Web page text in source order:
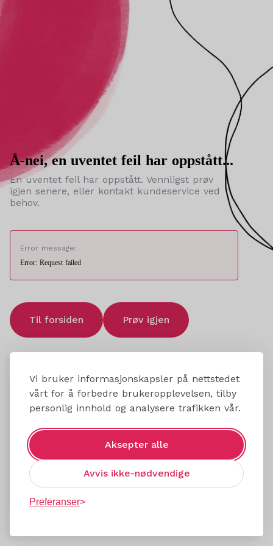
Vi bruker informasjonskapsler på nettstedet
vårt for å forbedre brukeropplevelsen, tilby
personlig innhold og analysere trafikken vår.
Aksepter alle
Avvis ikke-nødvendige
Preferanser
Å-nei, en uventet feil har oppstått...
En uventet feil har oppstått. Vennligst prøv
igjen senere, eller kontakt kundeservice ved
behov.
Error message:
Error: Request failed
Til forsiden Prøv igjen